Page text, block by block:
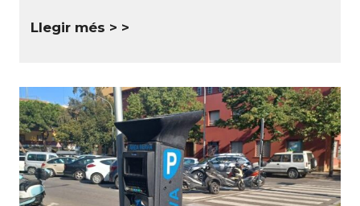
Llegir més >